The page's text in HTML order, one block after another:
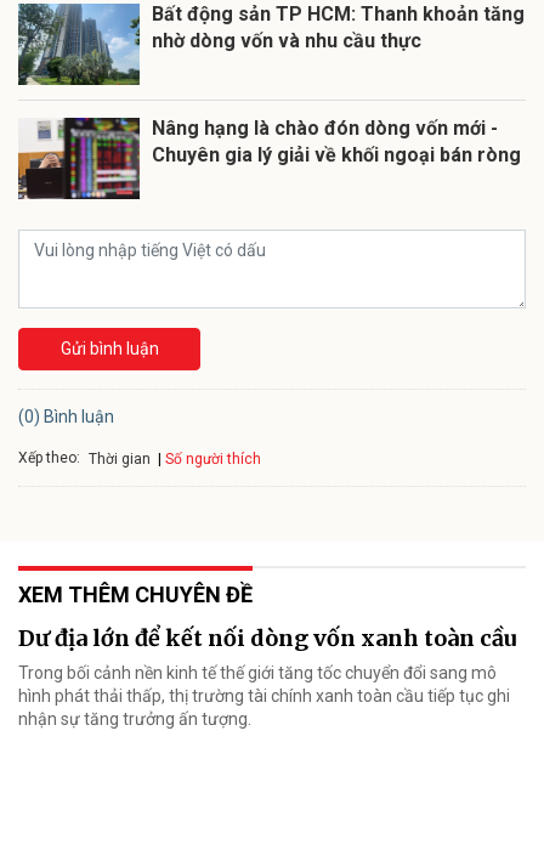
Bất động sản TP HCM: Thanh khoản tăng
nhờ dòng vốn và nhu cầu thực
Nâng hạng là chào đón dòng vốn mới -
Chuyên gia lý giải về khối ngoại bán ròng
Gửi bình luận
(0) Bình luận
Xếp theo: Thời gian Số người thích
XEM THÊM CHUYÊN ĐỀ
Dư địa lớn để kết nối dòng vốn xanh toàn cầu
Trong bối cảnh nền kinh tế thế giới tăng tốc chuyển đổi sang mô
hình phát thải thấp, thị trường tài chính xanh toàn cầu tiếp tục ghi
nhận sự tăng trưởng ấn tượng.